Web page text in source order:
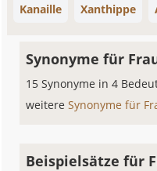
Kanaille Xanthippe
Synonyme für
15 Synonyme in 4
weitereSynonyme für
Beispielsätze für